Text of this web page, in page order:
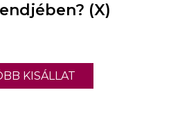
(X)
KISÁLLAT